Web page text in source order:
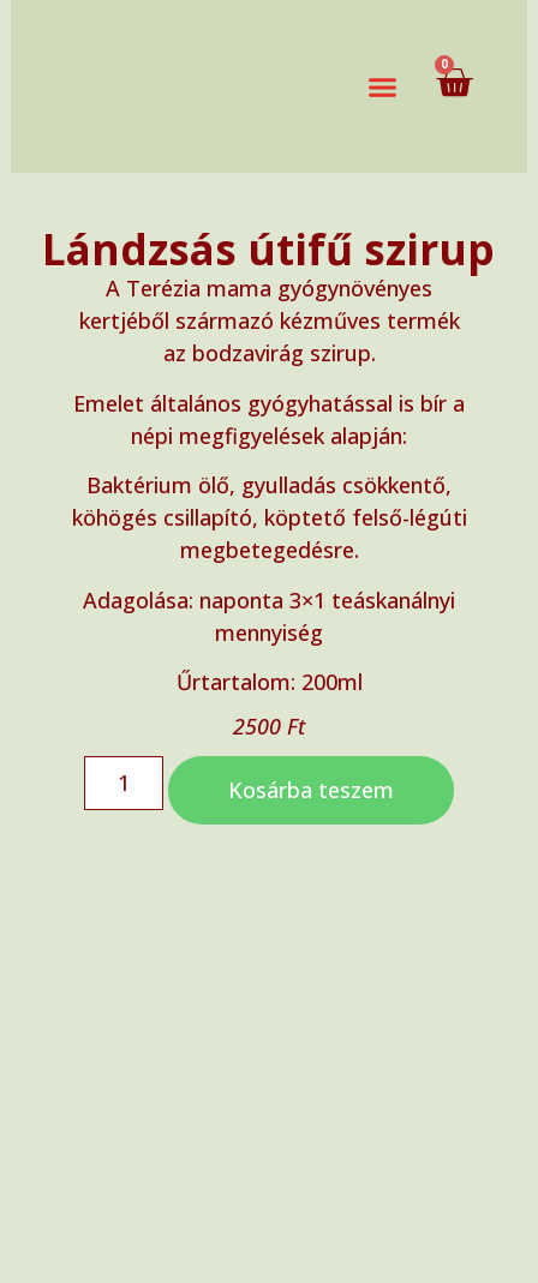
0
Lándzsás útifű szirup
A Terézia mama gyógynövényes
kertjéből származó kézműves termék
az bodzavirág szirup.
Emelet általános gyógyhatással is bír a
népi megfigyelések alapján:
Baktérium ölő, gyulladás csökkentő,
köhögés csillapító, köptető felső-légúti
megbetegedésre.
Adagolása: naponta 3×1 teáskanálnyi
mennyiség
Űrtartalom: 200ml
2500 Ft
Kosárba teszem